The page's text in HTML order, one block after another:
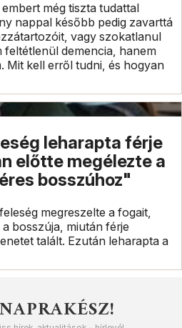
még tiszta tudattal
nappal később pedig zavarttá
vagy szokatlanul
feltétlenül demencia, hanem
Mit kell erről tudni, és hogyan
leharapta férje
előtte megélezte a
bosszúhoz"
megreszelte a fogait,
bosszúja, miután férje
talált. Ezután leharapta a